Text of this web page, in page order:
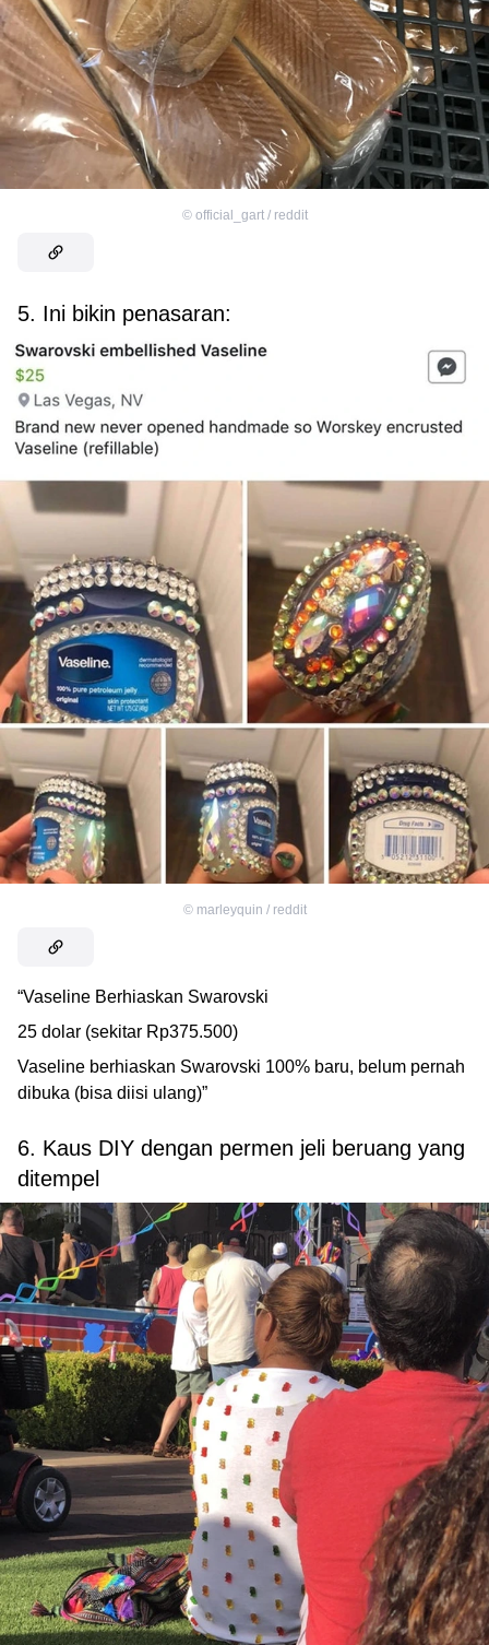
© official_gart / reddit
5. Ini bikin penasaran:
© marleyquin / reddit
“Vaseline Berhiaskan Swarovski
25 dolar (sekitar Rp375.500)
Vaseline berhiaskan Swarovski 100% baru, belum pernah
dibuka (bisa diisi ulang)”
6. Kaus DIY dengan permen jeli beruang yang
ditempel